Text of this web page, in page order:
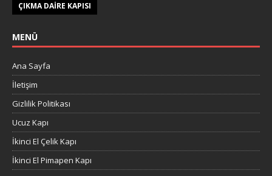
ÇIKMA DAIRE KAPISI
MENÜ
Ana Sayfa
İletişim
Gizlilik Politikası
Ucuz Kapı
İkinci El Çelik Kapı
İkinci El Pimapen Kapı